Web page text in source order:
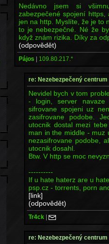
Nedávno jsem si
zabezpečené spojení
jen na http. Myslíte, že je to
to je nebezpečné. Né že
když znám rizika. Díky za
(odpovědět)
Pájos | 109.80.217.*
re: Nezebezpečený centrum
Nevidel bych v tom
- login, server navaze
sifrovane spojeni uz
zasifrovane podobe.
utocnik dostal mezi
man in the middle - muz
nezasifrovane podobe,
utocnik dosahl.
Btw. V http se moc
----------
If u hate haterz are u
psp.cz - torrents, porn
[link]
(odpovědět)
Tr4ck |
re: Nezebezpečený centrum